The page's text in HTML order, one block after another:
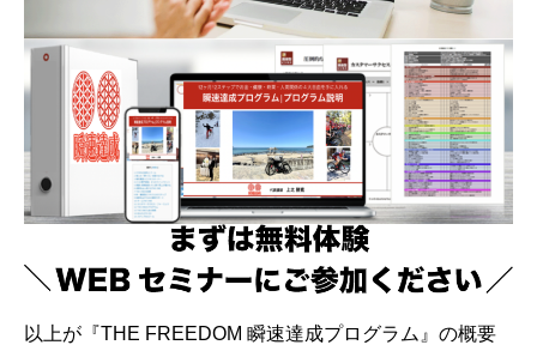
以上が『THE FREEDOM 瞬速達成プログラム』の概要